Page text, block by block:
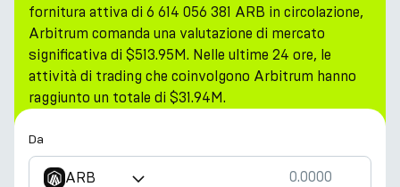
fornitura attiva di 6 614 056 381 ARB in circolazione,
Arbitrum comanda una valutazione di mercato
significativa di $513.95M. Nelle ultime 24 ore, le
attività di trading che coinvolgono Arbitrum hanno
raggiunto un totale di $31.94M.
Da
ARB